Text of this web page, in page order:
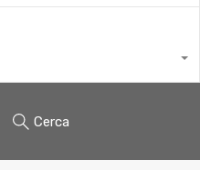
Cerca